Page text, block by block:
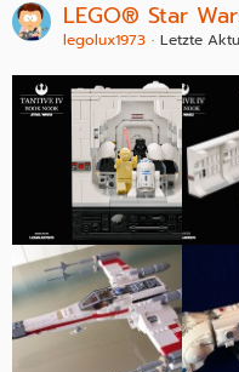
LEGO® Star
legolux1973 Letzte